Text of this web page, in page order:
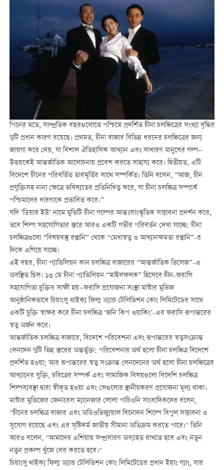
পিনের মতে, সাম্প্রতিক বছরগুলোতে পশ্চিমে প্রদর্শিত চীনা চলচ্চিত্রের সংখ্যা বৃদ্ধির
দুটি প্রধান কারণ রয়েছে। প্রথমত, চীনা বাজার বিভিন্ন ধরনের চলচ্চিত্রের জন্য
জায়গা করে দেয়, যা বিশাল ঐতিহাসিক আখ্যান এবং সাধারণ মানুষের গল্প—
উভয়কেই আন্তর্জাতিক আলোচনায় প্রবেশ করতে সাহায্য করে। দ্বিতীয়ত, এটি
বিদেশে চীনের পরিবর্তিত ভাবমূর্তির সাথে সম্পর্কিত। তিনি বলেন, “আজ, চীন
প্রযুক্তিসহ নানা ক্ষেত্রে ভবিষ্যতের প্রতিনিধিত্ব করে, যা চীনা চলচ্চিত্র সম্পর্কে
পশ্চিমাদের ধারণাকে প্রভাবিত করে।”
যদি ‘ডিয়ার ইউ’ নামে মুভিটি চীনা গল্পের আন্তঃসাংস্কৃতিক সম্ভাবনা প্রদর্শন করে,
তবে শিল্প সহযোগিতার স্তরে আরও একটি গভীর পরিবর্তন দেখা যাচ্ছে: চীনা
চলচ্চিত্রগুলো “বিষয়বস্তু রপ্তানি” থেকে “মেধাস্বত্ব ও আখ্যানক্ষমতা রপ্তানি”-র
দিকে এগিয়ে যাচ্ছে।
এই বছর, চীনা প্যাভিলিয়ন কান চলচ্চিত্র বাজারের “আন্তর্জাতিক ভিলেজ”-এ
অবস্থিত ছিল। ১৩ মে চীনা প্যাভিলিয়ন “মাইলফলক” হিসেবে চীন-ফরাসি
সহযোগিতা চুক্তির সাক্ষী হয়—ফরাসি প্রযোজনা সংস্থা মাস্টার মুভিজ
আনুষ্ঠানিকভাবে চিয়াংসু থাইক্য ফিল্ম অ্যান্ড টেলিভিশন কোং লিমিটেডের সাথে
একটি চুক্তি স্বাক্ষর করে চীনা চলচ্চিত্র ‘জনি কিপ ওয়াকিং’-এর ফরাসি রূপান্তরের
স্বত্ব অর্জন করে।
আন্তর্জাতিক চলচ্চিত্র বাজারে, বিদেশে পরিবেশনা এবং রূপান্তরের স্বত্বসংক্রান্ত
লেনদেন দুটি ভিন্ন স্তরের অন্তর্ভুক্ত: পরিবেশনার অর্থ হলো চীনা চলচ্চিত্র বিদেশে
প্রদর্শিত হওয়া; আর রূপান্তরের স্বত্ব সংক্রান্ত লেনদেনের অর্থ হলো চীনা চলচ্চিত্রের
আখ্যানের যুক্তি, চরিত্রের সম্পর্ক এবং সামাজিক বিষয়গুলো বিদেশি চলচ্চিত্র
শিল্পব্যবস্থা দ্বারা স্বীকৃত হওয়া এবং সেগুলোর স্থানীয়করণ প্রযোজনা মূল্য থাকা।
মাস্টার মুভিজের জেনারেল ম্যানেজার লোলা পাচিওনি সাংবাদিকদের বলেন,
"চীনের চলচ্চিত্র বাজার এবং অডিওভিজ্যুয়াল বিনোদন শিল্পে বিপুল সম্ভাবনা ও
সুযোগ রয়েছে এবং এর সৃষ্টিকর্ম জাতীয় সীমানা অতিক্রম করতে পারে।" তিনি
আরও বলেন, "আমাদের এশিয়ায় সম্প্রসারণ অব্যাহত রাখতে হবে এবং নতুন
নতুন প্রকল্প খুঁজে বের করতে হবে।"
চিয়াংসু থাইক্য ফিল্ম অ্যান্ড টেলিভিশন কোং লিমিটেডের প্রধান ইয়াং গ্যাং, যার